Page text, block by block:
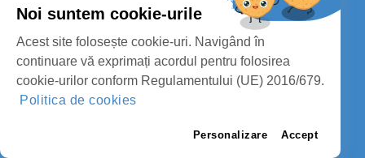
PROTECȚIA DATELOR PERSONALE
MASS-MEDIA
CONSILIUL JUDEȚEAN SATU MARE
Noi suntem cookie-urile
Acest site folosește cookie-uri. Navigând în
continuare vă exprimați acordul pentru folosirea
cookie-urilor conform Regulamentului (UE) 2016/679.
Politica de cookies
Personalizare Accept